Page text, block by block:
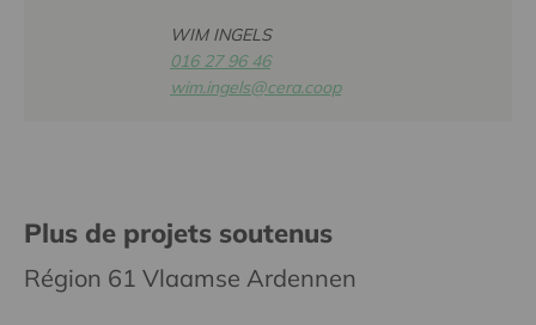
WIM INGELS
016 27 96 46
wim.ingels@cera.coop
Plus de projets soutenus
Région 61 Vlaamse Ardennen